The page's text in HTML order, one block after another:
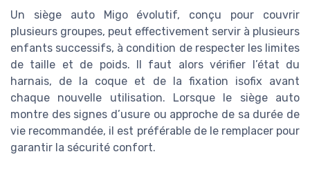
Un siège auto Migo évolutif, conçu pour couvrir
plusieurs groupes, peut effectivement servir à plusieurs
enfants successifs, à condition de respecter les limites
de taille et de poids. Il faut alors vérifier l’état du
harnais, de la coque et de la fixation isofix avant
chaque nouvelle utilisation. Lorsque le siège auto
montre des signes d’usure ou approche de sa durée de
vie recommandée, il est préférable de le remplacer pour
garantir la sécurité confort.